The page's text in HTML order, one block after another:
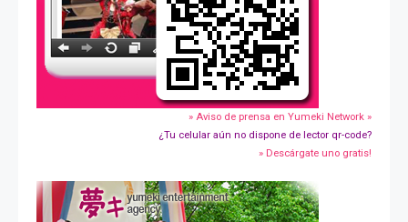
» Aviso de prensa en Yumeki Network »
¿Tu celular aún no dispone de lector qr-code?
» Descárgate uno gratis!